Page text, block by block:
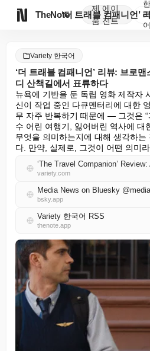
TheNote
제
품
에이
전트
한
국
어
Variety 한국어
‘더 트래블 컴패니언’ 리뷰: 브로
디 산책길에서 표류하다
뉴욕에 기반을 둔 독립 영화 제작자
신이 작업 중인 다큐멘터리에 대한
무 자주 반복하기 때문에 — 그것은
수 어린 여행기, 잃어버린 역사에 대
무엇을 의미하는지에 대해 생각하는
다. 만약, 실제로, 그것이 어떤 의미
variety.com
Media News on Bluesky
bsky.app
Variety 한국어 RSS
thenote.app